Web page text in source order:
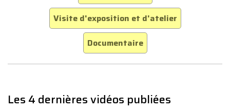
Visite d'exposition et d'atelier
Documentaire
Les 4 dernières vidéos publiées